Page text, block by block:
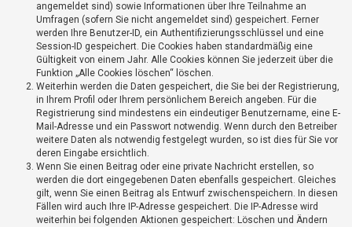
angemeldet sind) sowie Informationen über Ihre Teilnahme an
Umfragen (sofern Sie nicht angemeldet sind) gespeichert. Ferner
werden Ihre Benutzer-ID, ein Authentifizierungsschlüssel und eine
Session-ID gespeichert. Die Cookies haben standardmäßig eine
Gültigkeit von einem Jahr. Alle Cookies können Sie jederzeit über die
Funktion „Alle Cookies löschen“ löschen.
Weiterhin werden die Daten gespeichert, die Sie bei der Registrierung,
in Ihrem Profil oder Ihrem persönlichem Bereich angeben. Für die
Registrierung sind mindestens ein eindeutiger Benutzername, eine E-
Mail-Adresse und ein Passwort notwendig. Wenn durch den Betreiber
weitere Daten als notwendig festgelegt wurden, so ist dies für Sie vor
deren Eingabe ersichtlich.
Wenn Sie einen Beitrag oder eine private Nachricht erstellen, so
werden die dort eingegebenen Daten ebenfalls gespeichert. Gleiches
gilt, wenn Sie einen Beitrag als Entwurf zwischenspeichern. In diesen
Fällen wird auch Ihre IP-Adresse gespeichert. Die IP-Adresse wird
weiterhin bei folgenden Aktionen gespeichert: Löschen und Ändern